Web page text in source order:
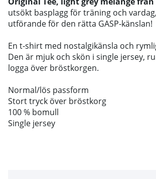
utsökt basplagg för träning och
utförande för den rätta GASP-känslan!
En t-shirt med nostalgikänsla och
Den är mjuk och skön i single jersey,
logga över bröstkorgen.
Normal/lös passform
Stort tryck över bröstkorg
100 % bomull
Single jersey